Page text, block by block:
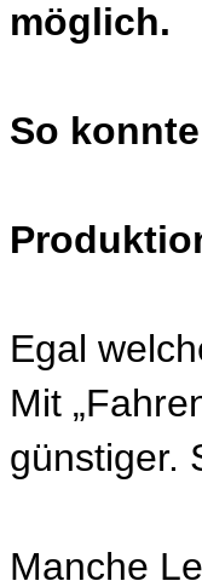
möglich.
So
Egal
Mit
günstiger.
Manche